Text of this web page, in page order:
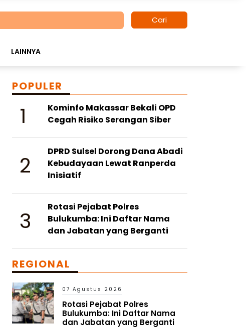
Cari
LAINNYA
POPULER
1
Kominfo Makassar Bekali OPD
Cegah Risiko Serangan Siber
2
DPRD Sulsel Dorong Dana Abadi
Kebudayaan Lewat Ranperda
Inisiatif
3
Rotasi Pejabat Polres
Bulukumba: Ini Daftar Nama
dan Jabatan yang Berganti
REGIONAL
07 Agustus 2026
Rotasi Pejabat Polres
Bulukumba: Ini Daftar Nama
dan Jabatan yang Berganti